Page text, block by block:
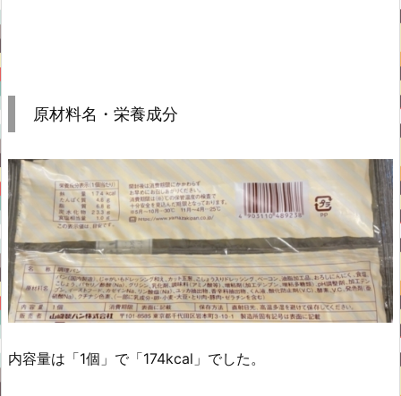
原材料名・栄養成分
内容量は「1個」で「174kcal」でした。